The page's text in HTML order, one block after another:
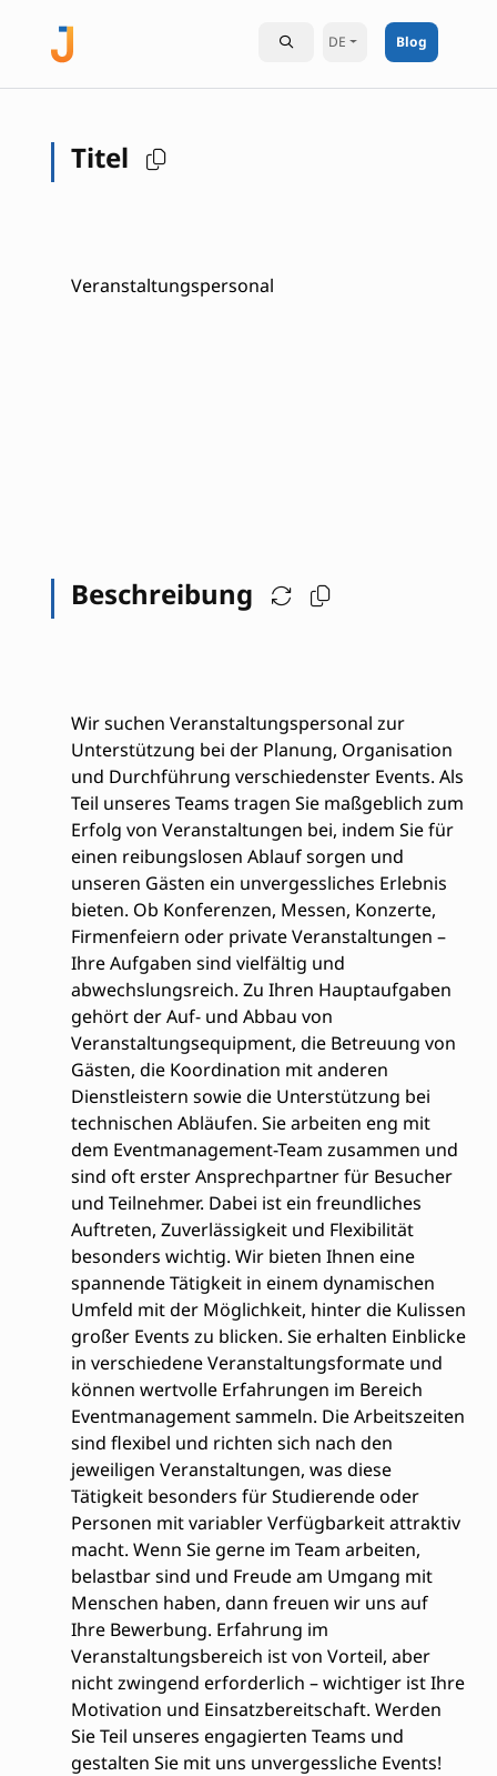
DE Blog
Titel
Veranstaltungspersonal
Beschreibung
Wir suchen Veranstaltungspersonal zur
Unterstützung bei der Planung, Organisation
und Durchführung verschiedenster Events. Als
Teil unseres Teams tragen Sie maßgeblich zum
Erfolg von Veranstaltungen bei, indem Sie für
einen reibungslosen Ablauf sorgen und
unseren Gästen ein unvergessliches Erlebnis
bieten. Ob Konferenzen, Messen, Konzerte,
Firmenfeiern oder private Veranstaltungen –
Ihre Aufgaben sind vielfältig und
abwechslungsreich. Zu Ihren Hauptaufgaben
gehört der Auf- und Abbau von
Veranstaltungsequipment, die Betreuung von
Gästen, die Koordination mit anderen
Dienstleistern sowie die Unterstützung bei
technischen Abläufen. Sie arbeiten eng mit
dem Eventmanagement-Team zusammen und
sind oft erster Ansprechpartner für Besucher
und Teilnehmer. Dabei ist ein freundliches
Auftreten, Zuverlässigkeit und Flexibilität
besonders wichtig. Wir bieten Ihnen eine
spannende Tätigkeit in einem dynamischen
Umfeld mit der Möglichkeit, hinter die Kulissen
großer Events zu blicken. Sie erhalten Einblicke
in verschiedene Veranstaltungsformate und
können wertvolle Erfahrungen im Bereich
Eventmanagement sammeln. Die Arbeitszeiten
sind flexibel und richten sich nach den
jeweiligen Veranstaltungen, was diese
Tätigkeit besonders für Studierende oder
Personen mit variabler Verfügbarkeit attraktiv
macht. Wenn Sie gerne im Team arbeiten,
belastbar sind und Freude am Umgang mit
Menschen haben, dann freuen wir uns auf
Ihre Bewerbung. Erfahrung im
Veranstaltungsbereich ist von Vorteil, aber
nicht zwingend erforderlich – wichtiger ist Ihre
Motivation und Einsatzbereitschaft. Werden
Sie Teil unseres engagierten Teams und
gestalten Sie mit uns unvergessliche Events!